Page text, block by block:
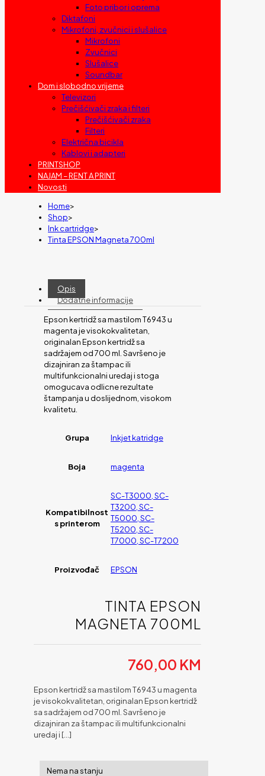
Foto pribor i oprema
Diktafoni
Mikrofoni, zvučnici i slušalice
Mikrofoni
Zvučnici
Slušalice
Soundbar
Dom i slobodno vrijeme
Televizori
Prečišćivači zraka i filteri
Prečišćivači zraka
Filteri
Električna bicikla
Kablovi i adapteri
PRINTSHOP
NAJAM – RENT A PRINT
Novosti
Home>
Shop>
Ink cartridge>
Tinta EPSON Magneta 700ml
Opis
Dodatne informacije
Epson kertridž sa mastilom T6943 u
magenta je visokokvalitetan,
originalan Epson kertridž sa
sadržajem od 700 ml. Savršeno je
dizajniran za štampac ili
multifunkcionalni uredaj i stoga
omogucava odlicne rezultate
štampanja u doslijednom, visokom
kvalitetu.
Grupa Inkjet katridge
Boja magenta
Kompatibilnost
s printerom
SC-T3000, SC-
T3200, SC-
T5000, SC-
T5200, SC-
T7000, SC-T7200
Proizvođač EPSON
TINTA EPSON
MAGNETA 700ML
760,00 KM
Epson kertridž sa mastilom T6943 u magenta
je visokokvalitetan, originalan Epson kertridž
sa sadržajem od 700 ml. Savršeno je
dizajniran za štampac ili multifunkcionalni
uredaj i […]
Nema na stanju